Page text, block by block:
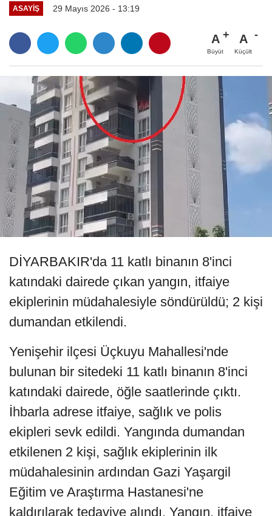
ASAYIŞ 29 Mayıs 2026 - 13:19
A
Büyüt
A
Küçült
DİYARBAKIR'da 11 katlı binanın 8'inci
katındaki dairede çıkan yangın, itfaiye
ekiplerinin müdahalesiyle söndürüldü; 2 kişi
dumandan etkilendi.
Yenişehir ilçesi Üçkuyu Mahallesi'nde
bulunan bir sitedeki 11 katlı binanın 8'inci
katındaki dairede, öğle saatlerinde çıktı.
İhbarla adrese itfaiye, sağlık ve polis
ekipleri sevk edildi. Yangında dumandan
etkilenen 2 kişi, sağlık ekiplerinin ilk
müdahalesinin ardından Gazi Yaşargil
Eğitim ve Araştırma Hastanesi'ne
kaldırılarak tedaviye alındı. Yangın, itfaiye